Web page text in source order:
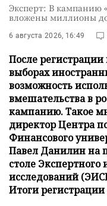
Эксперт: В кампанию
вложены миллионы
6 августа 2026, 16:49
После регистрации
выборах
возможность
вмешательства в
кампанию. Такое
директор Центра
Финансового
Павел Данилин на
столе
исследований
Итоги